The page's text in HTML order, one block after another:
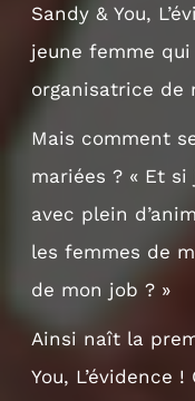
Sandy & You,
jeune femme
organisatrice de
Mais comment
mariées ? « Et si
avec plein
les femmes de
de mon job ? »
Ainsi naît la
You, L’évidence